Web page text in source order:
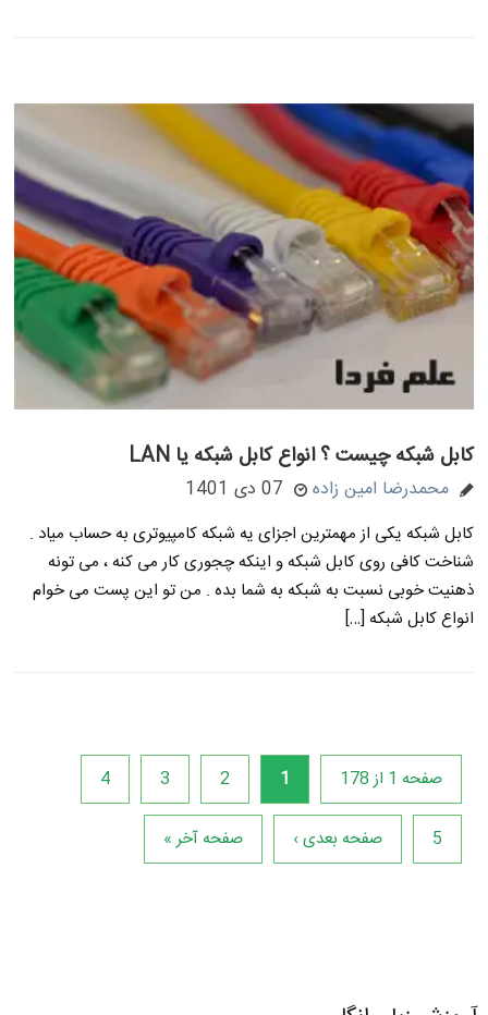
کابل شبکه چیست ؟ انواع کابل شبکه یا LAN
محمدرضا امین زاده 07 دی 1401
کابل شبکه یکی از مهمترین اجزای یه شبکه کامپیوتری به حساب میاد .
شناخت کافی روی کابل شبکه و اینکه چجوری کار می کنه ، می تونه
ذهنیت خوبی نسبت به شبکه به شما بده . من تو این پست می خوام
انواع کابل شبکه […]
صفحه 1 از 178 1
2
3
4
5 صفحه بعدی › صفحه آخر »